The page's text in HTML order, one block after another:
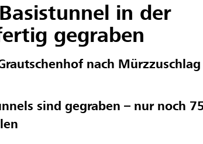
in der
gegraben
nach
sind gegraben – nur noch